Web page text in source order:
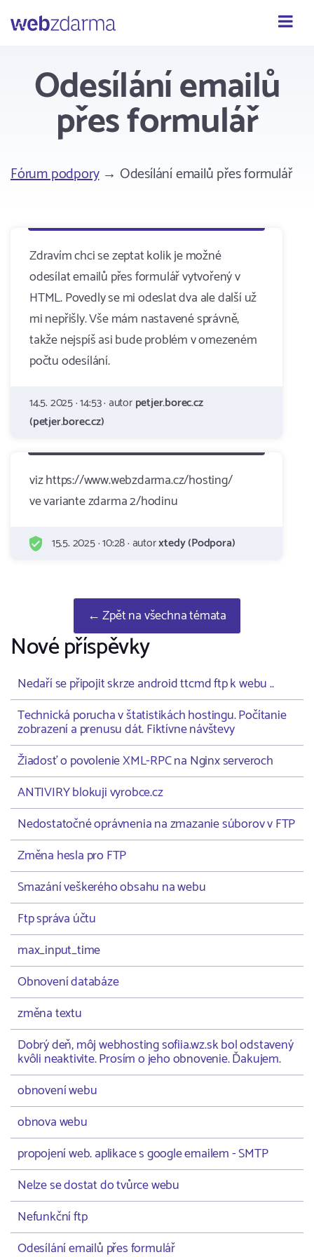
Webzdarma
Odesílání emailů
přes formulář
Fórum podpory→ Odesílání emailů přes formulář
Zdravím chci se zeptat kolik je možné
odesílat emailů přes formulář vytvořený v
HTML. Povedly se mi odeslat dva ale další už
mi nepřišly. Vše mám nastavené správně,
takže nejspíš asi bude problém v omezeném
počtu odesílání.
14.5. 2025 · 14:53 · autorpetjer.borec.cz
(petjer.borec.cz)
viz https://www.webzdarma.cz/hosting/
ve variante zdarma 2/hodinu
15.5. 2025 · 10:28 · autorxtedy (Podpora)
← Zpět na všechna témata
Nové příspěvky
Nedaří se připojit skrze android ttcmd ftp k webu ..
Technická porucha v štatistikách hostingu. Počítanie
zobrazení a prenusu dát. Fiktívne návštevy
Žiadosť o povolenie XML-RPC na Nginx serveroch
ANTIVIRY blokuji vyrobce.cz
Nedostatočné oprávnenia na zmazanie súborov v FTP
Změna hesla pro FTP
Smazání veškerého obsahu na webu
Ftp správa účtu
max_input_time
Obnovení databáze
změna textu
Dobrý deň, môj webhosting sofiia.wz.sk bol odstavený
kvôli neaktivite. Prosím o jeho obnovenie. Ďakujem.
obnovení webu
obnova webu
propojení web. aplikace s google emailem - SMTP
Nelze se dostat do tvůrce webu
Nefunkční ftp
Odesílání emailů přes formulář